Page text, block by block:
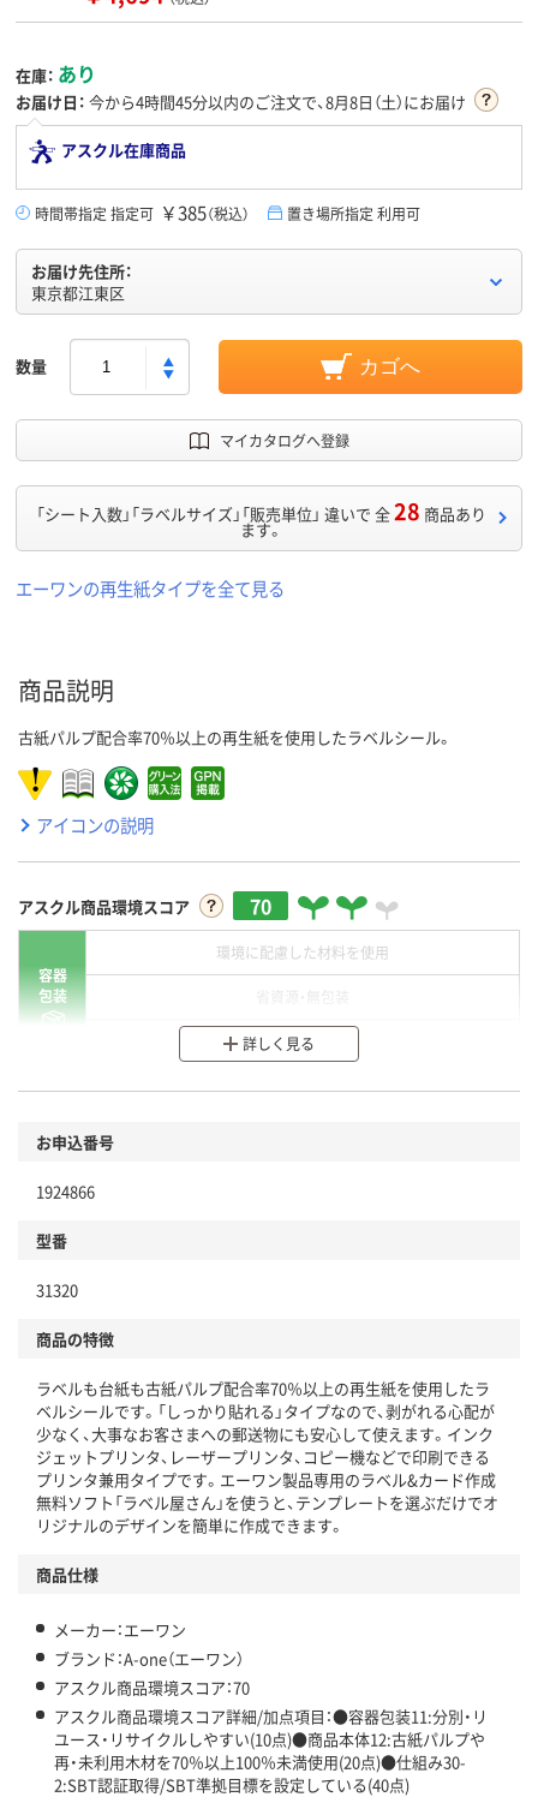
在庫： あり
お届け日： 今から4時間45分以内のご注文で、8月8日（土）にお届け
アスクル在庫商品
時間帯指定 指定可 ￥385（税込） 置き場所指定 利用可
お届け先住所：
東京都江東区
数量 カゴへ
マイカタログへ登録
「シート入数」「ラベルサイズ」「販売単位」 違いで 全28 商品あり
ます。
エーワンの再生紙タイプを全て見る
商品説明
古紙パルプ配合率70％以上の再生紙を使用したラベルシール。
アイコンの説明
アスクル商品環境スコア 70
容器
包装
環境に配慮した材料を使用
分別・リサイクルしやすい設計
本体
仕組
この商品の環境配慮ポイントです。下記商品詳細「
アスクル商品環境スコア詳細／加点項目
」で確認できます。
詳しく見る
お申込番号
1924866
型番
31320
商品の特徴
ラベルも台紙も古紙パルプ配合率70％以上の再生紙を使用したラ
ベルシールです。「しっかり貼れる」タイプなので、剥がれる心配が
少なく、大事なお客さまへの郵送物にも安心して使えます。インク
ジェットプリンタ、レーザープリンタ、コピー機などで印刷できる
プリンタ兼用タイプです。エーワン製品専用のラベル&カード作成
無料ソフト「ラベル屋さん」を使うと、テンプレートを選ぶだけでオ
リジナルのデザインを簡単に作成できます。
商品仕様
メーカー：エーワン
ブランド：A-one（エーワン）
アスクル商品環境スコア：70
アスクル商品環境スコア詳細/加点項目：●容器包装11:分別・リ
ユース・リサイクルしやすい(10点)●商品本体12:古紙パルプや
再・未利用木材を70％以上100％未満使用(20点)●仕組み30-
2:SBT認証取得/SBT準拠目標を設定している(40点)